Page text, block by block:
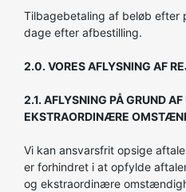
Tilbagebetaling af beløb efter
dage efter afbestilling.
2.0. VORES AFLYSNING AF
2.1. AFLYSNING PÅ GRUND
EKSTRAORDINÆRE
Vi kan ansvarsfrit opsige
er forhindret i at opfylde
og ekstraordinære